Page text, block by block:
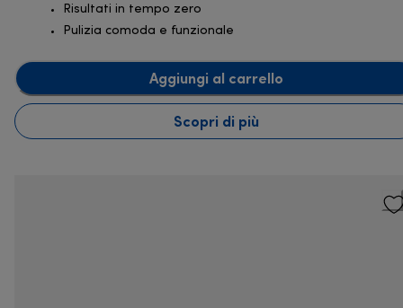
Risultati in tempo zero
Pulizia comoda e funzionale
Aggiungi al carrello
Scopri di più